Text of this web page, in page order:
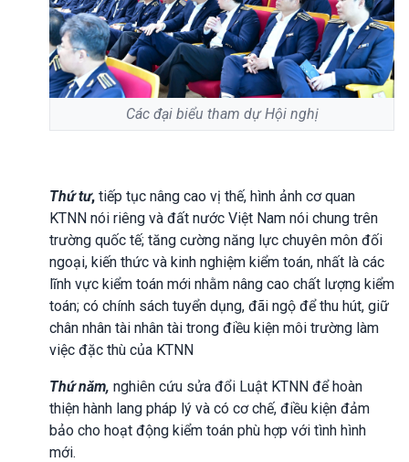
Các đại biểu tham dự Hội nghị
Thứ tư, tiếp tục nâng cao vị thế, hình ảnh cơ quan
KTNN nói riêng và đất nước Việt Nam nói chung trên
trường quốc tế; tăng cường năng lực chuyên môn đối
ngoại, kiến thức và kinh nghiệm kiểm toán, nhất là các
lĩnh vực kiểm toán mới nhằm nâng cao chất lượng kiểm
toán; có chính sách tuyển dụng, đãi ngộ để thu hút, giữ
chân nhân tài nhân tài trong điều kiện môi trường làm
việc đặc thù của KTNN
Thứ năm, nghiên cứu sửa đổi Luật KTNN để hoàn
thiện hành lang pháp lý và có cơ chế, điều kiện đảm
bảo cho hoạt động kiểm toán phù hợp với tình hình
mới.